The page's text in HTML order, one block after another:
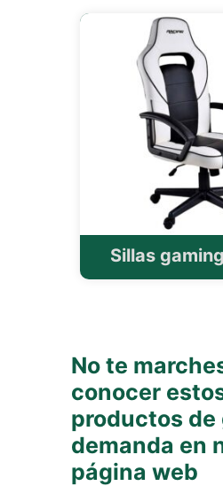
Sillas
No te
conocer
productos de
demanda en
página web